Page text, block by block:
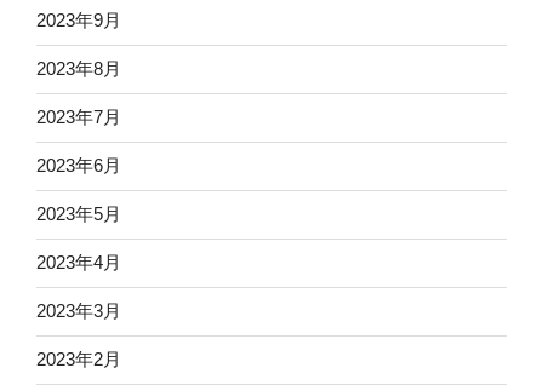
2023年9月
2023年8月
2023年7月
2023年6月
2023年5月
2023年4月
2023年3月
2023年2月